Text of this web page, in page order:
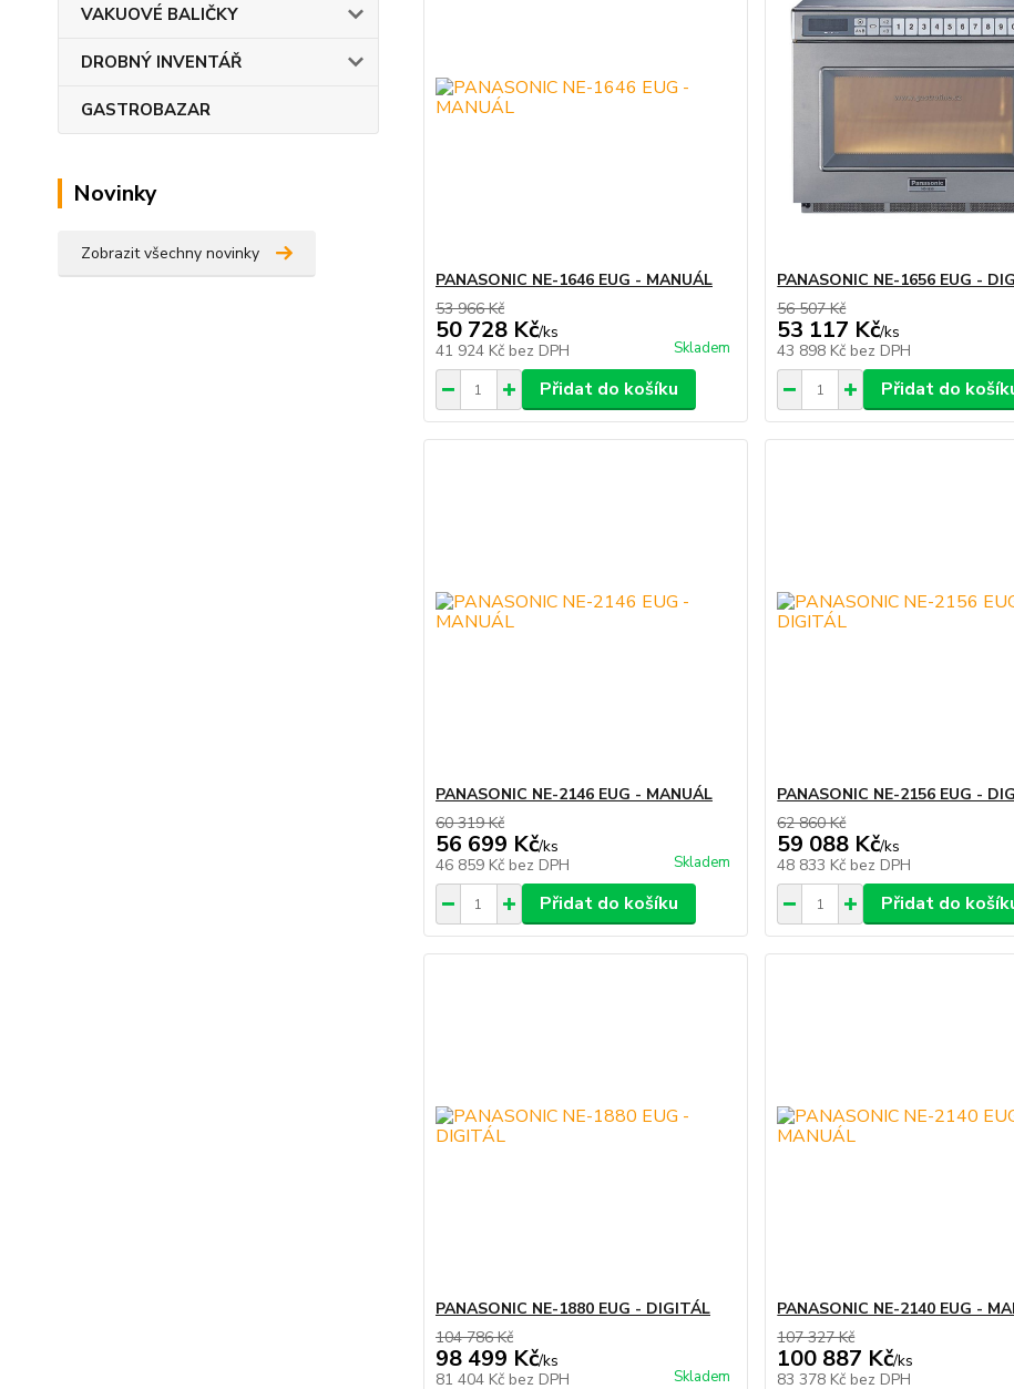
VAKUOVÉ BALIČKY
DROBNÝ INVENTÁŘ
GASTROBAZAR
Novinky
Zobrazit všechny novinky
PANASONIC NE-1646 EUG - MANUÁL
53 966 Kč
50 728 Kč/ks
41 924 Kč bez DPH Skladem
Přidat do košíku
PANASONIC NE-1656 EUG -
56 507 Kč
53 117 Kč/ks
43 898 Kč bez DPH
Přidat do
PANASONIC NE-2146 EUG - MANUÁL
60 319 Kč
56 699 Kč/ks
46 859 Kč bez DPH Skladem
Přidat do košíku
PANASONIC NE-2156 EUG -
62 860 Kč
59 088 Kč/ks
48 833 Kč bez DPH
Přidat do
PANASONIC NE-1880 EUG - DIGITÁL
104 786 Kč
98 499 Kč/ks
81 404 Kč bez DPH Skladem
PANASONIC NE-2140 EUG -
107 327 Kč
100 887 Kč/ks
83 378 Kč bez DPH